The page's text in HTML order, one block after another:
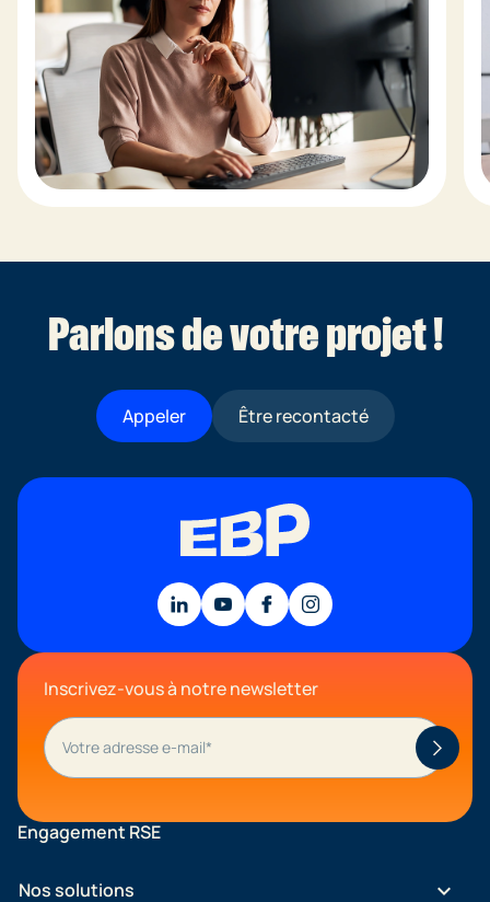
Parlons de votre projet !
Appeler Être recontacté
Inscrivez-vous à notre newsletter
Engagement RSE
Nos solutions keyboard_arrow_down